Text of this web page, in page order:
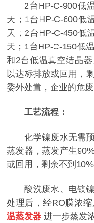
2台HP-C-900低
天；1台HP-C-600低
天；2台HP-C-450低
天；1台HP-C-150低
和2台低温真空结晶
以达标排放或回用，
委外处置，企业的危
工艺流程：
化学镍废水无需
蒸发器，蒸发产生
或回用，剩余不到
酸洗废水、电镀
处理后，经RO膜浓
温蒸发器 进一步蒸发